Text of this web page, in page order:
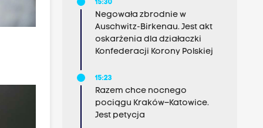
15:30
Negowała zbrodnie w
Auschwitz-Birkenau. Jest akt
oskarżenia dla działaczki
Konfederacji Korony Polskiej
15:23
Razem chce nocnego
pociągu Kraków–Katowice.
Jest petycja